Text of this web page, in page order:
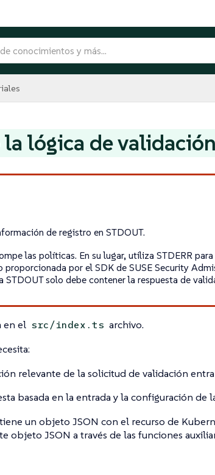
lógica de validación
de registro en STDOUT.
las políticas. En su lugar, utiliza STDERR
por el SDK de SUSE Security
STDOUT solo debe contener la respuesta de
en el src/index.ts archivo.
relevante de la solicitud de validación
basada en la entrada y la configuración de
un objeto JSON con el recurso de
objeto JSON a través de las funciones